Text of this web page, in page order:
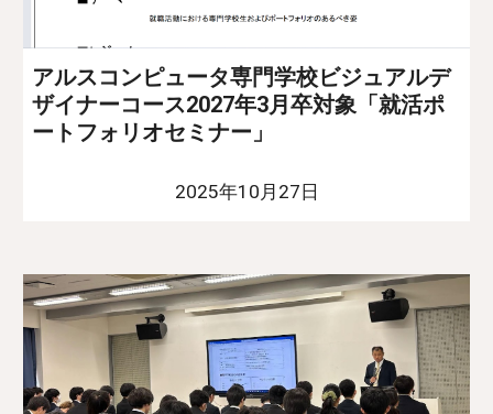
アルスコンピュータ専門学校ビジュアルデ
ザイナーコース2027年3月卒対象「就活ポ
ートフォリオセミナー」
2025年10月27日